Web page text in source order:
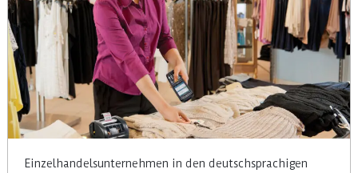
Einzelhandelsunternehmen in den deutschsprachigen